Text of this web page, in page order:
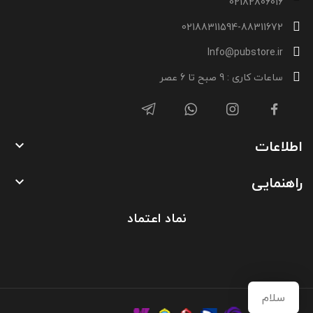
02188311594-88311672
Info@pubstore.ir
ساعات کاری : 9 صبح تا 6 عصر
اطلاعات 
راهنمایی 
نماد اعتماد
سلام